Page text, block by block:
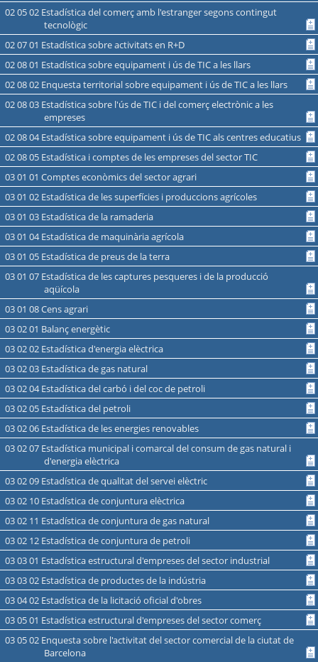
02 05 02 Estadística del comerç amb l'estranger segons contingut
tecnològic
02 07 01 Estadística sobre activitats en R+D
02 08 01 Estadística sobre equipament i ús de TIC a les llars
02 08 02 Enquesta territorial sobre equipament i ús de TIC a les llars
02 08 03 Estadística sobre l'ús de TIC i del comerç electrònic a les
empreses
02 08 04 Estadística sobre equipament i ús de TIC als centres educatius
02 08 05 Estadística i comptes de les empreses del sector TIC
03 01 01 Comptes econòmics del sector agrari
03 01 02 Estadística de les superfícies i produccions agrícoles
03 01 03 Estadística de la ramaderia
03 01 04 Estadística de maquinària agrícola
03 01 05 Estadística de preus de la terra
03 01 07 Estadística de les captures pesqueres i de la producció
aqüícola
03 01 08 Cens agrari
03 02 01 Balanç energètic
03 02 02 Estadística d'energia elèctrica
03 02 03 Estadística de gas natural
03 02 04 Estadística del carbó i del coc de petroli
03 02 05 Estadística del petroli
03 02 06 Estadística de les energies renovables
03 02 07 Estadística municipal i comarcal del consum de gas natural i
d'energia elèctrica
03 02 09 Estadística de qualitat del servei elèctric
03 02 10 Estadística de conjuntura elèctrica
03 02 11 Estadística de conjuntura de gas natural
03 02 12 Estadística de conjuntura de petroli
03 03 01 Estadística estructural d'empreses del sector industrial
03 03 02 Estadística de productes de la indústria
03 04 02 Estadística de la licitació oficial d'obres
03 05 01 Estadística estructural d'empreses del sector comerç
03 05 02 Enquesta sobre l'activitat del sector comercial de la ciutat de
Barcelona